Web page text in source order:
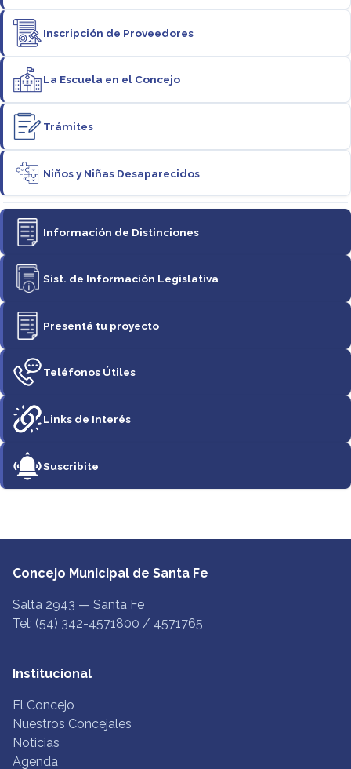
Inscripción de Proveedores
La Escuela en el Concejo
Trámites
Niños y Niñas Desaparecidos
Información de Distinciones
Sist. de Información Legislativa
Presentá tu proyecto
Teléfonos Útiles
Links de Interés
Suscribite
Concejo Municipal de Santa Fe
Salta 2943 — Santa Fe
Tel: (54) 342-4571800 / 4571765
Institucional
El Concejo
Nuestros Concejales
Noticias
Agenda